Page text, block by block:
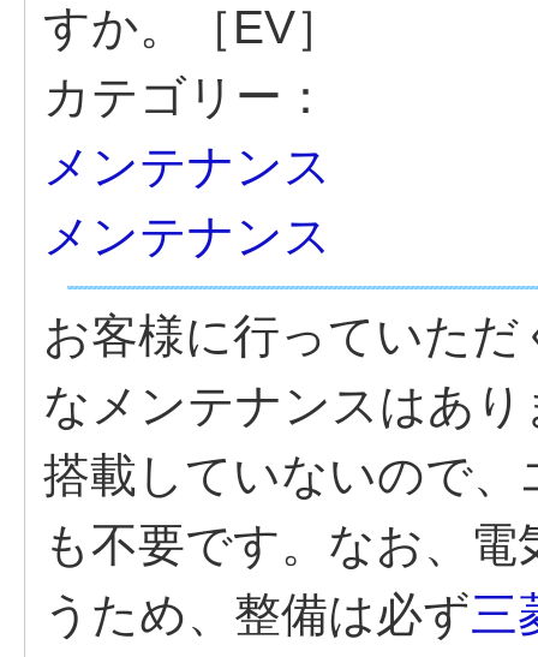
すか。［EV］
カテゴリー：
メンテナンス
メンテナンス
お客様に行っていた
なメンテナンスはあ
搭載していないので
も不要です。なお、
うため、整備は必ず三